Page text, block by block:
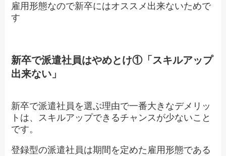
雇用形態なので新卒にはオススメ出来ないためで
す
新卒で派遣社員はやめとけ①「スキルアップ
出来ない」
新卒で派遣社員を選ぶ理由で一番大きなデメリッ
トは、スキルアップできるチャンスが少ないこと
です。
登録型の派遣社員は期間を定めた雇用形態である